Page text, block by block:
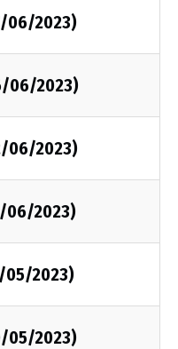
06/2023)
06/2023)
06/2023)
06/2023)
05/2023)
05/2023)